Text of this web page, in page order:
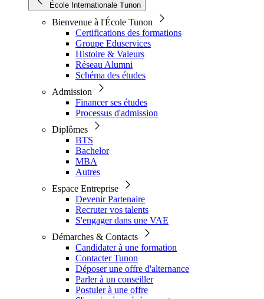
École Internationale Tunon
Bienvenue à l'École Tunon
Certifications des formations
Groupe Eduservices
Histoire & Valeurs
Réseau Alumni
Schéma des études
Admission
Financer ses études
Processus d'admission
Diplômes
BTS
Bachelor
MBA
Autres
Espace Entreprise
Devenir Partenaire
Recruter vos talents
S'engager dans une VAE
Démarches & Contacts
Candidater à une formation
Contacter Tunon
Déposer une offre d'alternance
Parler à un conseiller
Postuler à une offre